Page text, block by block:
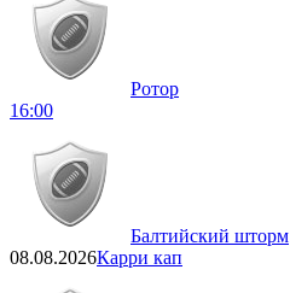
Ротор
16:00
Балтийский шторм
08.08.2026Карри кап